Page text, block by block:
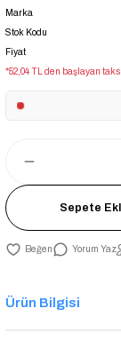
Marka
Stok Kodu
Fiyat
*52,04 TL den başlayan
Sepete
Yorum Yaz
Ürün Bilgisi